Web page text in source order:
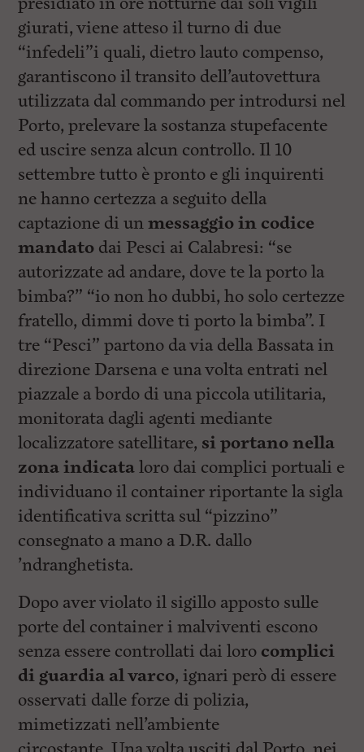
giurati, viene atteso il turno di due
“infedeli”i quali, dietro lauto compenso,
garantiscono il transito dell’autovettura
utilizzata dal commando per introdursi nel
Porto, prelevare la sostanza stupefacente
ed uscire senza alcun controllo. Il 10
settembre tutto è pronto e gli inquirenti
ne hanno certezza a seguito della
captazione di unmessaggio in codice
mandato dai Pesci ai Calabresi: “se
autorizzate ad andare, dove te la porto la
bimba?” “io non ho dubbi, ho solo certezze
fratello, dimmi dove ti porto la bimba”. I
tre “Pesci” partono da via della Bassata in
direzione Darsena e una volta entrati nel
piazzale a bordo di una piccola utilitaria,
monitorata dagli agenti mediante
localizzatore satellitare, si portano nella
zona indicataloro dai complici portuali e
individuano il container riportante la sigla
identificativa scritta sul “pizzino”
consegnato a mano a D.R. dallo
’ndranghetista.
Dopo aver violato il sigillo apposto sulle
porte del container i malviventi escono
senza essere controllati dai loro complici
di guardia al varco, ignari però di essere
osservati dalle forze di polizia,
mimetizzati nell’ambiente